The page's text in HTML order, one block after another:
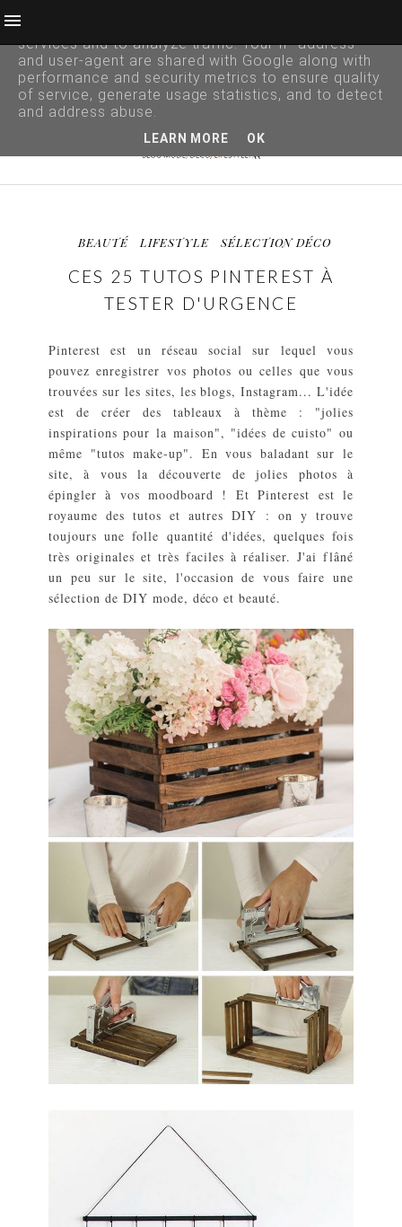
BEAUTÉ LIFESTYLE SÉLECTION DÉCO
CES 25 TUTOS PINTEREST À
TESTER D'URGENCE
Pinterest est un réseau social sur lequel vous
pouvez enregistrer vos photos ou celles que vous
trouvées sur les sites, les blogs, Instagram... L'idée
est de créer des tableaux à thème : "jolies
inspirations pour la maison", "idées de cuisto" ou
même "tutos make-up". En vous baladant sur le
site, à vous la découverte de jolies photos à
épingler à vos moodboard ! Et Pinterest est le
royaume des tutos et autres DIY : on y trouve
toujours une folle quantité d'idées, quelques fois
très originales et très faciles à réaliser. J'ai flâné
un peu sur le site, l'occasion de vous faire une
sélection de DIY mode, déco et beauté.
This site uses cookies from Google to deliver its
services and to analyze traffic. Your IP address
and user-agent are shared with Google along with
performance and security metrics to ensure quality
of service, generate usage statistics, and to detect
and address abuse.
LEARN MORE OK